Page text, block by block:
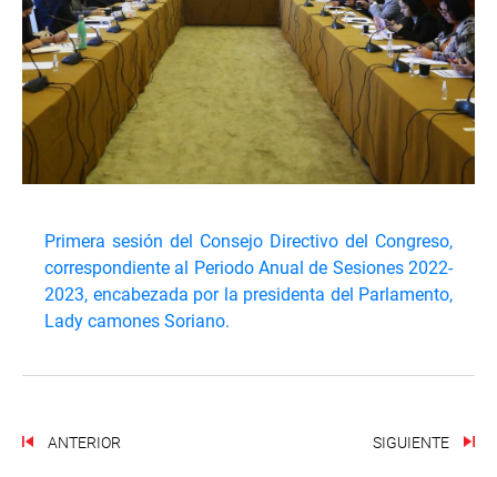
Primera sesión del Consejo Directivo del Congreso,
correspondiente al Periodo Anual de Sesiones 2022-
2023, encabezada por la presidenta del Parlamento,
Lady camones Soriano.
ANTERIOR SIGUIENTE